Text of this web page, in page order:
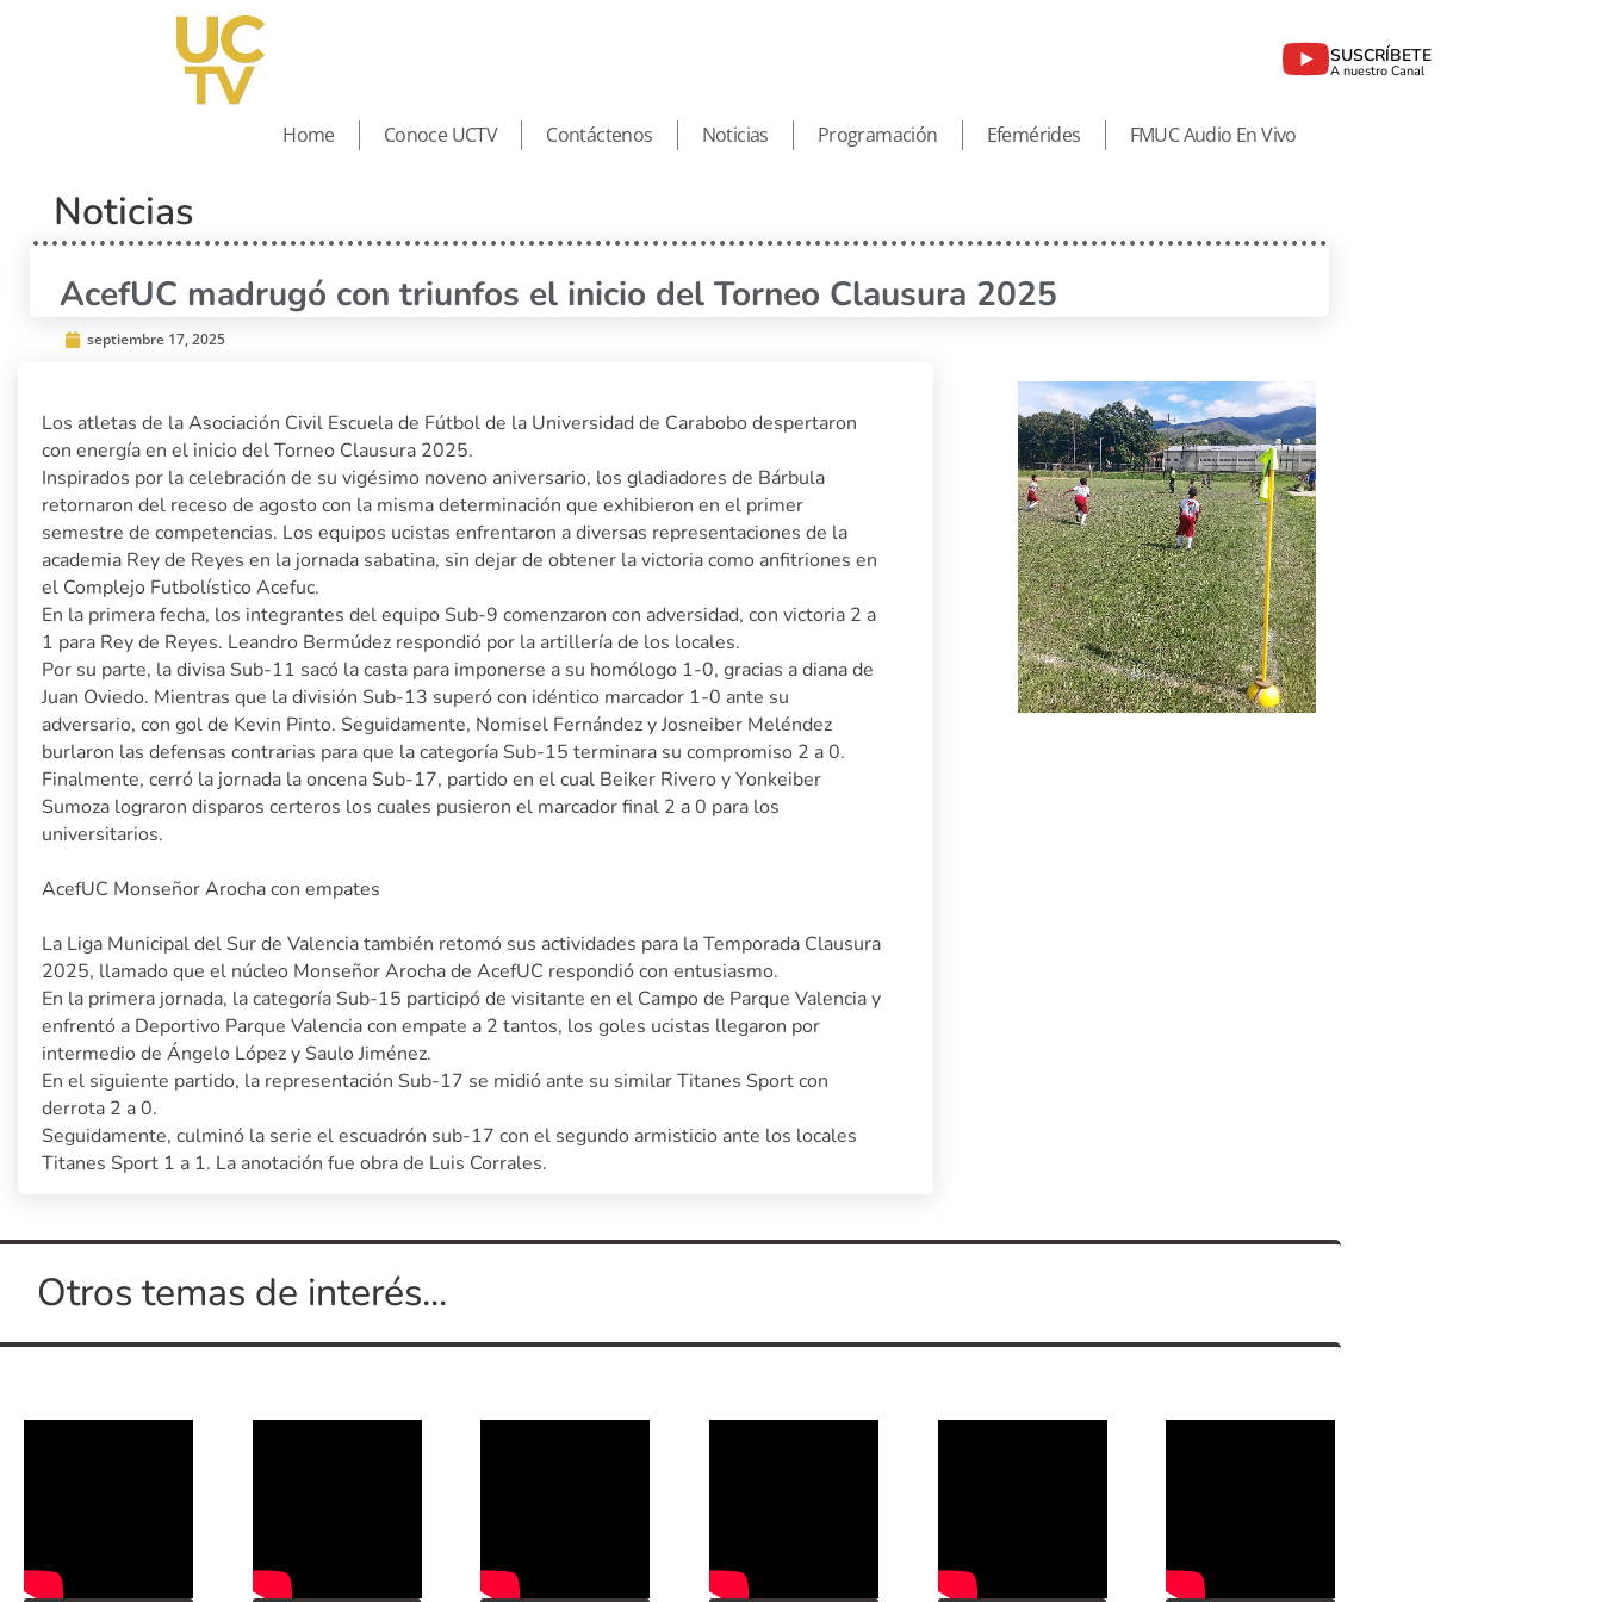
SUSCRÍBETE
A nuestro Canal
Home Conoce UCTV Contáctenos Noticias Programación Efemérides FMUC Audio En Vivo
Noticias
AcefUC madrugó con triunfos el inicio del Torneo Clausura 2025
septiembre 17, 2025
Los atletas de la Asociación Civil Escuela de Fútbol de la Universidad de Carabobo despertaron
con energía en el inicio del Torneo Clausura 2025.
Inspirados por la celebración de su vigésimo noveno aniversario, los gladiadores de Bárbula
retornaron del receso de agosto con la misma determinación que exhibieron en el primer
semestre de competencias. Los equipos ucistas enfrentaron a diversas representaciones de la
academia Rey de Reyes en la jornada sabatina, sin dejar de obtener la victoria como anfitriones en
el Complejo Futbolístico Acefuc.
En la primera fecha, los integrantes del equipo Sub-9 comenzaron con adversidad, con victoria 2 a
1 para Rey de Reyes. Leandro Bermúdez respondió por la artillería de los locales.
Por su parte, la divisa Sub-11 sacó la casta para imponerse a su homólogo 1-0, gracias a diana de
Juan Oviedo. Mientras que la división Sub-13 superó con idéntico marcador 1-0 ante su
adversario, con gol de Kevin Pinto. Seguidamente, Nomisel Fernández y Josneiber Meléndez
burlaron las defensas contrarias para que la categoría Sub-15 terminara su compromiso 2 a 0.
Finalmente, cerró la jornada la oncena Sub-17, partido en el cual Beiker Rivero y Yonkeiber
Sumoza lograron disparos certeros los cuales pusieron el marcador final 2 a 0 para los
universitarios.
AcefUC Monseñor Arocha con empates
La Liga Municipal del Sur de Valencia también retomó sus actividades para la Temporada Clausura
2025, llamado que el núcleo Monseñor Arocha de AcefUC respondió con entusiasmo.
En la primera jornada, la categoría Sub-15 participó de visitante en el Campo de Parque Valencia y
enfrentó a Deportivo Parque Valencia con empate a 2 tantos, los goles ucistas llegaron por
intermedio de Ángelo López y Saulo Jiménez.
En el siguiente partido, la representación Sub-17 se midió ante su similar Titanes Sport con
derrota 2 a 0.
Seguidamente, culminó la serie el escuadrón sub-17 con el segundo armisticio ante los locales
Titanes Sport 1 a 1. La anotación fue obra de Luis Corrales.
Otros temas de interés...